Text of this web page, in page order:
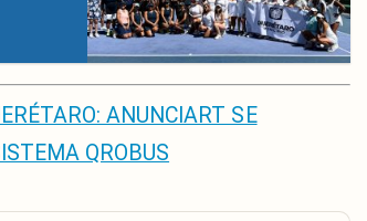
ANUNCIART SE
QROBUS